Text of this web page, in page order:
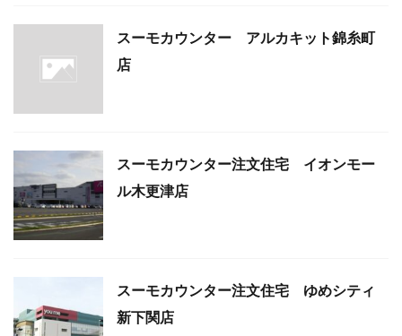
スーモカウンター アルカキット錦糸町
店
スーモカウンター注文住宅 イオンモー
ル木更津店
スーモカウンター注文住宅 ゆめシティ
新下関店